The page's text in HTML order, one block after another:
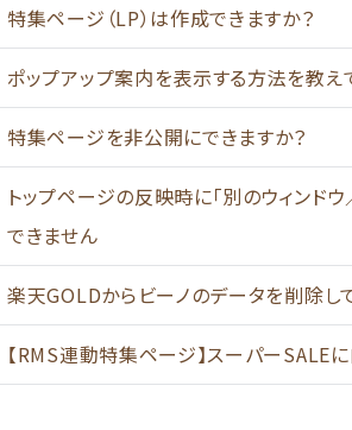
特集ページ（LP）は作成できますか？
ポップアップ案内を表示する方法を教え
特集ページを非公開にできますか？
トップページの反映時に「別のウィンド
できません
楽天GOLDからビーノのデータを削除し
【RMS連動特集ページ】スーパーSALE